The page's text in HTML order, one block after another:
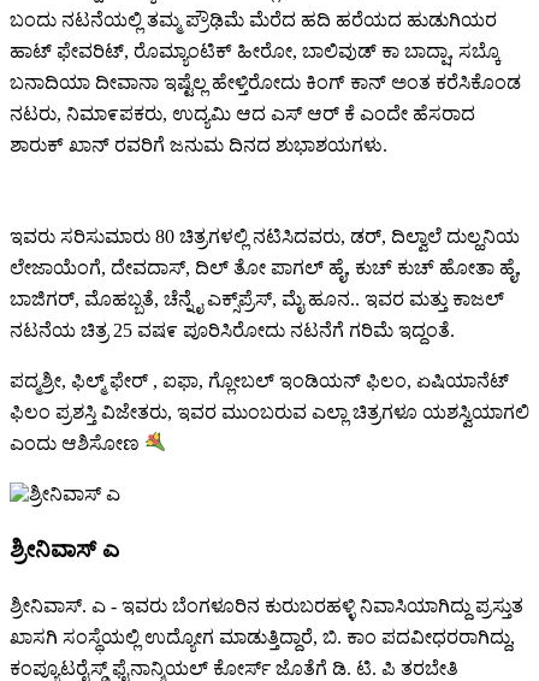
ಬಂದು ನಟನೆಯಲ್ಲಿ ತಮ್ಮ ಪ್ರೌಢಿಮೆ ಮೆರೆದ ಹದಿ ಹರೆಯದ ಹುಡುಗಿಯರ
ಹಾಟ್ ಫೇವರಿಟ್, ರೊಮ್ಯಾಂಟಿಕ್ ಹೀರೋ, ಬಾಲಿವುಡ್ ಕಾ ಬಾದ್ಷಾ, ಸಬ್ಕೊ
ಬನಾದಿಯಾ ದೀವಾನಾ ಇಷ್ಟೆಲ್ಲ ಹೇಳ್ತಿರೋದು ಕಿಂಗ್ ಕಾನ್ ಅಂತ ಕರೆಸಿಕೊಂಡ
ನಟರು, ನಿಮಾ೯ಪಕರು, ಉದ್ಯಮಿ ಆದ ಎಸ್ ಆರ್ ಕೆ ಎಂದೇ ಹೆಸರಾದ
ಶಾರುಕ್ ಖಾನ್ ರವರಿಗೆ ಜನುಮ ದಿನದ ಶುಭಾಶಯಗಳು.
ಇವರು ಸರಿಸುಮಾರು 80 ಚಿತ್ರಗಳಲ್ಲಿ ನಟಿಸಿದವರು, ಡರ್, ದಿಲ್ವಾಲೆ ದುಲ್ಹನಿಯ
ಲೇಜಾಯೆಂಗೆ, ದೇವದಾಸ್, ದಿಲ್ ತೋ ಪಾಗಲ್ ಹೈ, ಕುಚ್ ಕುಚ್ ಹೋತಾ ಹೈ,
ಬಾಜಿಗರ್, ಮೊಹಬ್ಬತೆ, ಚೆನ್ನೈ ಎಕ್ಸ್‌ಪ್ರೆಸ್, ಮೈ ಹೂನ.. ಇವರ ಮತ್ತು ಕಾಜಲ್
ನಟನೆಯ ಚಿತ್ರ 25 ವಷ೯ ಪೂರಿಸಿರೋದು ನಟನೆಗೆ ಗರಿಮೆ ಇದ್ದಂತೆ.
ಪದ್ಮಶ್ರೀ, ಫಿಲ್ಮ್ ಫೇರ್ , ಐಫಾ, ಗ್ಲೋಬಲ್ ಇಂಡಿಯನ್ ಫಿಲಂ, ಏಷಿಯಾನೆಟ್
ಫಿಲಂ ಪ್ರಶಸ್ತಿ ವಿಜೇತರು, ಇವರ ಮುಂಬರುವ ಎಲ್ಲಾ ಚಿತ್ರಗಳೂ ಯಶಸ್ವಿಯಾಗಲಿ
ಎಂದು ಆಶಿಸೋಣ
ಶ್ರೀನಿವಾಸ್ ಎ
ಶ್ರೀನಿವಾಸ್. ಎ - ಇವರು ಬೆಂಗಳೂರಿನ ಕುರುಬರಹಳ್ಳಿ ನಿವಾಸಿಯಾಗಿದ್ದು ಪ್ರಸ್ತುತ
ಖಾಸಗಿ ಸಂಸ್ಥೆಯಲ್ಲಿ ಉದ್ಯೋಗ ಮಾಡುತ್ತಿದ್ದಾರೆ, ಬಿ. ಕಾಂ ಪದವೀಧರರಾಗಿದ್ದು,
ಕಂಪ್ಯೂಟರೈಸ್ಡ್ ಫೈನಾನ್ಶಿಯಲ್ ಕೋರ್ಸ್ ಜೊತೆಗೆ ಡಿ. ಟಿ. ಪಿ ತರಬೇತಿ